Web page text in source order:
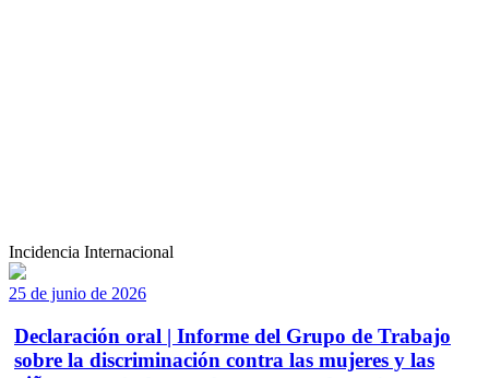
Incidencia Internacional
25 de junio de 2026
Declaración oral | Informe del Grupo de Trabajo
sobre la discriminación contra las mujeres y las